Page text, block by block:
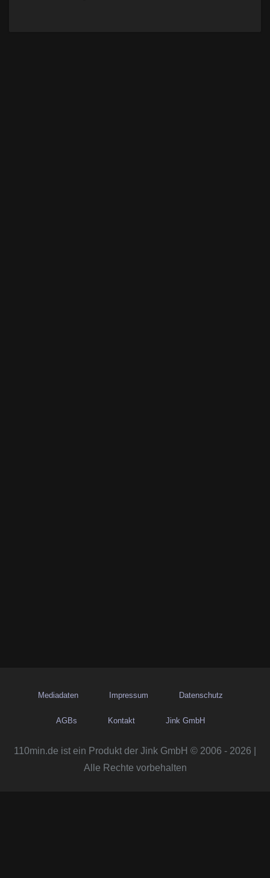
Mediadaten Impressum Datenschutz
AGBs Kontakt Jink GmbH
110min.de ist ein Produkt der Jink GmbH © 2006 - 2026 |
Alle Rechte vorbehalten